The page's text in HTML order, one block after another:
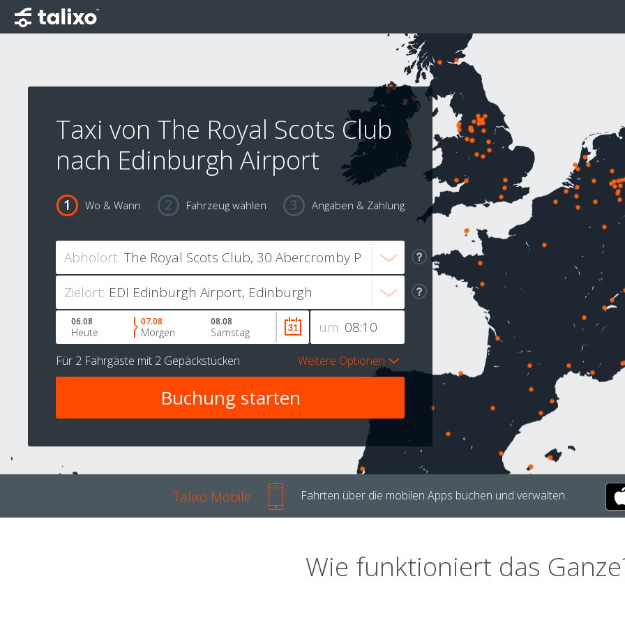
Taxi von The Royal Scots Club
nach Edinburgh Airport
Wo & Wann Fahrzeug wählen Angaben & Zahlung
Abholort:
Zielort:
um
06.08
Heute
07.08
Morgen
08.08
Samstag
Für 2 Fahrgäste mit 2 Gepäckstücken Weitere Optionen
Talixo Mobile Fahrten über die mobilen Apps buchen und verwalten.
Wie funktioniert das